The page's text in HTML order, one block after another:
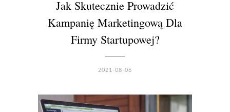
Jak Skutecznie Prowadzić
Kampanię Marketingową Dla
Firmy Startupowej?
2021-08-06